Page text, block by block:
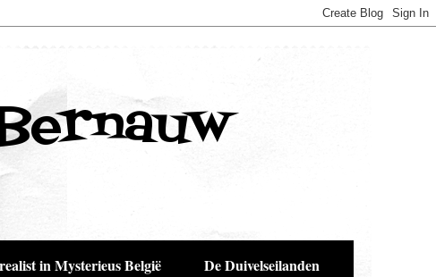
in Mysterieus België De Duivelseilanden